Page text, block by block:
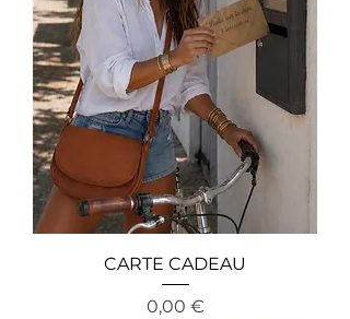
CARTE CADEAU
Preis
0,00 €